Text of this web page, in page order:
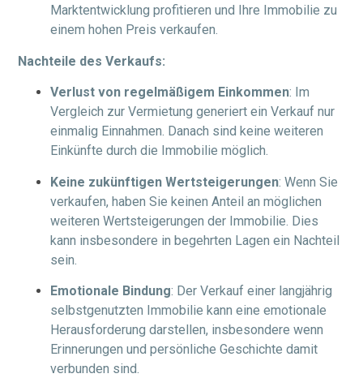
Marktentwicklung profitieren und Ihre Immobilie zu
einem hohen Preis verkaufen.
Nachteile des Verkaufs:
Verlust von regelmäßigem Einkommen: Im
Vergleich zur Vermietung generiert ein Verkauf nur
einmalig Einnahmen. Danach sind keine weiteren
Einkünfte durch die Immobilie möglich.
Keine zukünftigen Wertsteigerungen: Wenn Sie
verkaufen, haben Sie keinen Anteil an möglichen
weiteren Wertsteigerungen der Immobilie. Dies
kann insbesondere in begehrten Lagen ein Nachteil
sein.
Emotionale Bindung: Der Verkauf einer langjährig
selbstgenutzten Immobilie kann eine emotionale
Herausforderung darstellen, insbesondere wenn
Erinnerungen und persönliche Geschichte damit
verbunden sind.